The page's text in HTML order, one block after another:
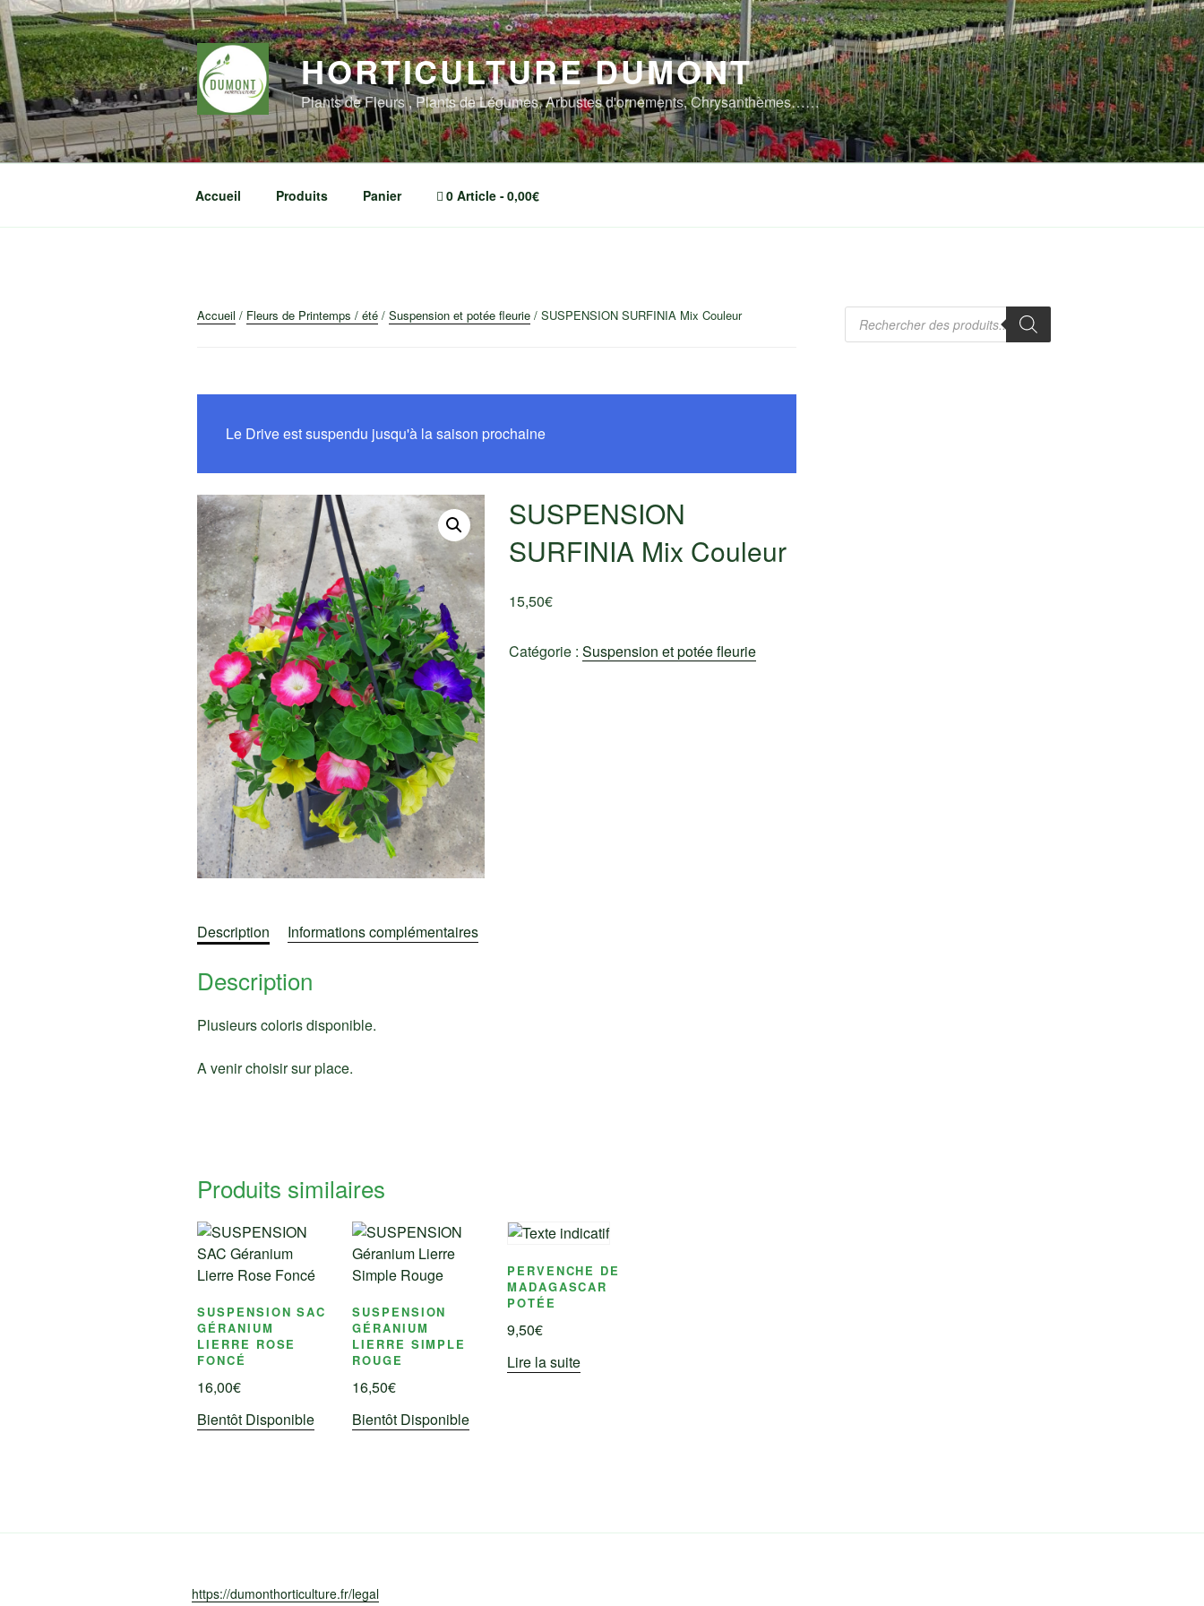
Aller
au
contenu
principal
HORTICULTURE DUMONT
Plants de Fleurs , Plants de Légumes, Arbustes d'ornements, Chrysanthèmes……
Accueil Produits Panier 0 Article 0,00€
Accueil / Fleurs de Printemps / été / Suspension et potée fleurie / SUSPENSION SURFINIA Mix Couleur
Le Drive est suspendu jusqu'à la saison prochaine
SUSPENSION
SURFINIA Mix Couleur
15,50€
Catégorie : Suspension et potée fleurie
Description Informations complémentaires
Description
Plusieurs coloris disponible.
A venir choisir sur place.
Produits similaires
SUSPENSION SAC
GÉRANIUM
LIERRE ROSE
FONCÉ
16,00€
Bientôt Disponible
SUSPENSION
GÉRANIUM
LIERRE SIMPLE
ROUGE
16,50€
Bientôt Disponible
PERVENCHE DE
MADAGASCAR
POTÉE
9,50€
Lire la suite
Recherche
de
produits
https://dumonthorticulture.fr/legal